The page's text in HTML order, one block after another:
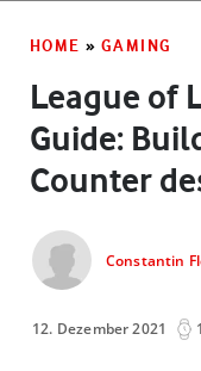
HOME » GAMING
League of
Guide:
Counter
Constantin
12. Dezember 2021